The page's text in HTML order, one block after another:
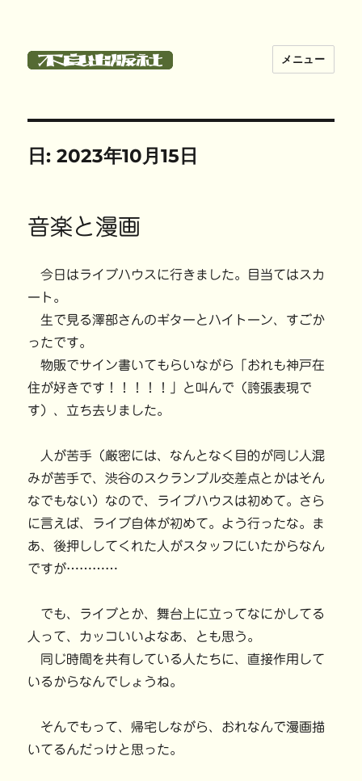
メニュー
日:2023年10月15日
音楽と漫画
今日はライブハウスに行きました。目当てはスカ
ート。
生で見る澤部さんのギターとハイトーン、すごか
ったです。
物販でサイン書いてもらいながら「おれも神戸在
住が好きです！！！！！」と叫んで（誇張表現で
す）、立ち去りました。
人が苦手（厳密には、なんとなく目的が同じ人混
みが苦手で、渋谷のスクランブル交差点とかはそん
なでもない）なので、ライブハウスは初めて。さら
に言えば、ライブ自体が初めて。よう行ったな。ま
あ、後押ししてくれた人がスタッフにいたからなん
ですが…………
でも、ライブとか、舞台上に立ってなにかしてる
人って、カッコいいよなあ、とも思う。
同じ時間を共有している人たちに、直接作用して
いるからなんでしょうね。
そんでもって、帰宅しながら、おれなんで漫画描
いてるんだっけと思った。